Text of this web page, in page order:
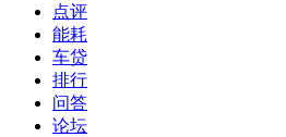
点评
能耗
车贷
排行
问答
论坛